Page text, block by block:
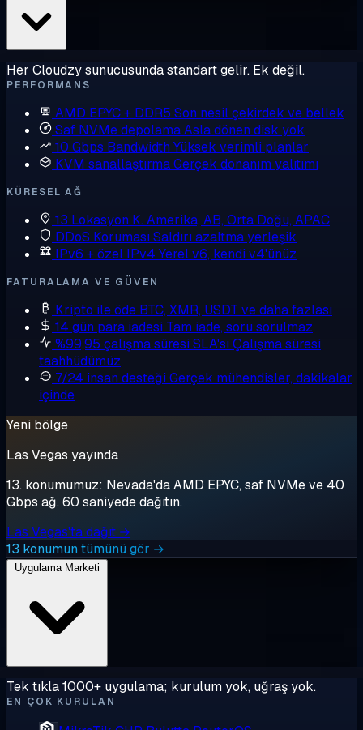
Her Cloudzy sunucusunda standart gelir. Ek değil.
PERFORMANS
AMD EPYC + DDR5 Son nesil çekirdek ve bellek
Saf NVMe depolamaAsla dönen disk yok
10 Gbps Bandwidth Yüksek verimli planlar
KVM sanallaştırmaGerçek donanım yalıtımı
KÜRESEL AĞ
13 Lokasyon K. Amerika, AB, Orta Doğu, APAC
DDoS Koruması Saldırı azaltma yerleşik
IPv6 + özel IPv4 Yerel v6, kendi v4'ünüz
FATURALAMA VE GÜVEN
Kripto ile öde BTC, XMR, USDT ve daha fazlası
14 gün para iadesi Tam iade, soru sorulmaz
%99,95 çalışma süresi SLA'sı Çalışma süresi
taahhüdümüz
7/24 insan desteği Gerçek mühendisler, dakikalar
içinde
Yeni bölge
Las Vegas yayında
13. konumumuz: Nevada'da AMD EPYC, saf NVMe ve 40
Gbps ağ. 60 saniyede dağıtın.
Las Vegas'ta dağıt →
13 konumun tümünü gör →
Tek tıkla 1000+ uygulama; kurulum yok, uğraş yok.
EN ÇOK KURULAN